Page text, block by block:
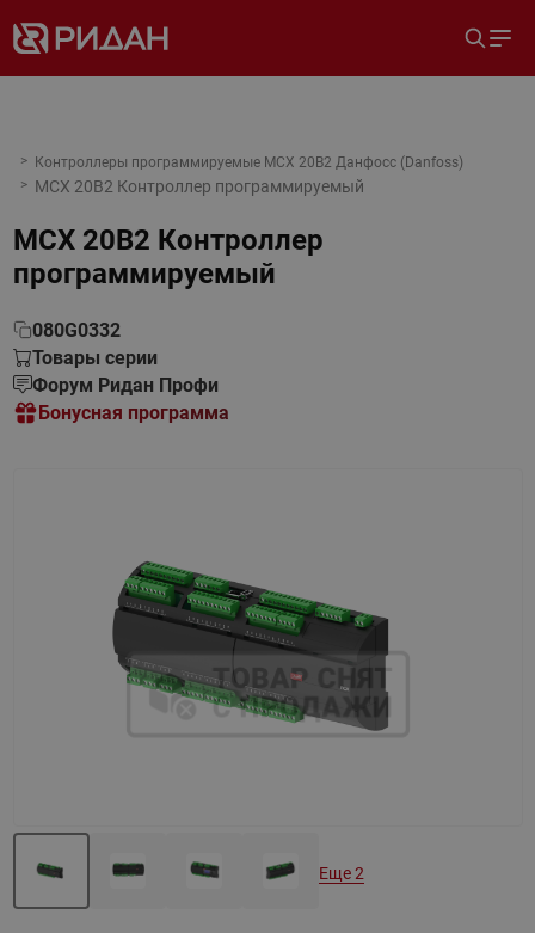
Контроллеры программируемые MCX 20B2 Данфосс (Danfoss)
MCX 20B2 Контроллер программируемый
MCX 20B2 Контроллер
программируемый
080G0332
Товары серии
Форум Ридан Профи
Бонусная программа
Еще 2